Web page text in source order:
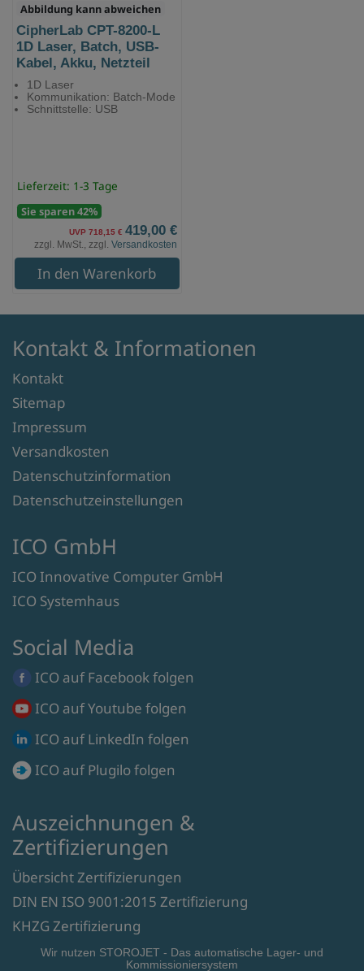
Abbildung kann abweichen
CipherLab CPT-8200-L
1D Laser, Batch, USB-
Kabel, Akku, Netzteil
1D Laser
Kommunikation: Batch-Mode
Schnittstelle: USB
Lieferzeit: 1-3 Tage
Sie sparen 42%
UVP 718,15 € 419,00 €
zzgl. MwSt., zzgl. Versandkosten
In den Warenkorb
Kontakt & Informationen
Kontakt
Sitemap
Impressum
Versandkosten
Datenschutzinformation
Datenschutzeinstellungen
ICO GmbH
ICO Innovative Computer GmbH
ICO Systemhaus
Social Media
ICO aufFacebookfolgen
ICO aufYoutube folgen
ICO aufLinkedIn folgen
ICO aufPlugilofolgen
Auszeichnungen &
Zertifizierungen
Übersicht Zertifizierungen
DIN EN ISO 9001:2015 Zertifizierung
KHZG Zertifizierung
Wir nutzen STOROJET - Das automatische Lager- und
Kommissioniersystem